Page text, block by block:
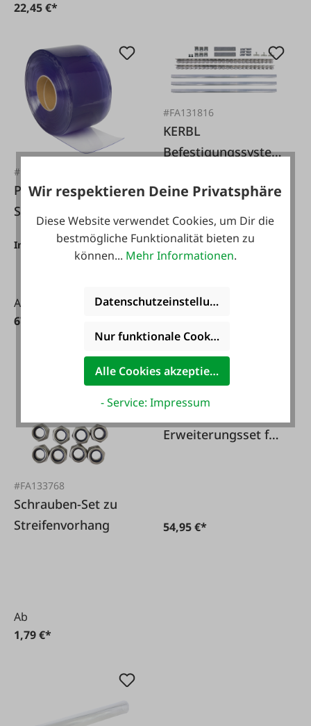
22,45 €*
#FA126259
PVC-
Streifenvorhang 20
cm x 25 m
Inhalt: 25 m(2,70 € / 1 m)
Ab
67,50 €*
#FA131816
KERBL
Befestigungssystem
seitenverschiebbare
n Streifenvorhang
125,00 €*
#FA133768
Schrauben-Set zu
Streifenvorhang
Ab
1,79 €*
KERBL
Erweiterungsset für
54,95 €*
Wir respektieren Deine Privatsphäre
Diese Website verwendet Cookies, um Dir die
bestmögliche Funktionalität bieten zu
können... Mehr Informationen.
Datenschutzeinstellungen
Nur funktionale Cookies akzeptieren
Alle Cookies akzeptieren
- Service: Impressum